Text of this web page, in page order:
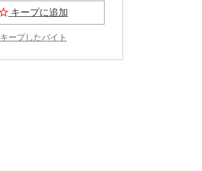
キープに追加
キープしたバイト